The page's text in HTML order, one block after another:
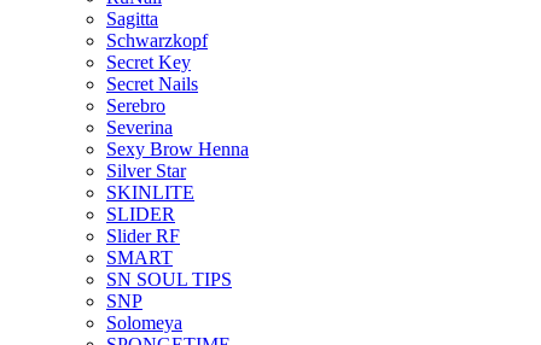
Sagitta
Schwarzkopf
Secret Key
Secret Nails
Serebro
Severina
Sexy Brow Henna
Silver Star
SKINLITE
SLIDER
Slider RF
SMART
SN SOUL TIPS
SNP
Solomeya